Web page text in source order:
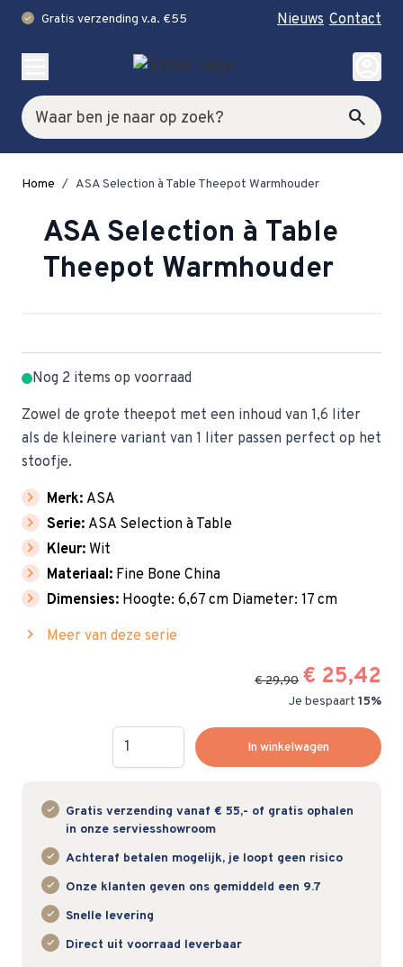
check Gratis verzending v.a. €55 Nieuws Contact
Zoek search
account_circle
Home / ASA Selection à Table Theepot Warmhouder
ASA Selection à Table
Theepot Warmhouder
Nog 2 items op voorraad
Zowel de grote theepot met een inhoud van 1,6 liter
als de kleinere variant van 1 liter passen perfect op het
stoofje.
chevron_right Merk: ASA
chevron_right Serie: ASA Selection à Table
chevron_right Kleur: Wit
chevron_right Materiaal: Fine Bone China
chevron_right Dimensies: Hoogte: 6,67 cm Diameter: 17 cm
chevron_right Meer van deze serie
€ 29,90 € 25,42
Je bespaart 15%
Hoeveelheid
In winkelwagen
Gratis verzending vanaf € 55,- of gratis ophalen
in onze serviesshowroom
Achteraf betalen mogelijk, je loopt geen risico
Onze klanten geven ons gemiddeld een 9.7
Snelle levering
Direct uit voorraad leverbaar